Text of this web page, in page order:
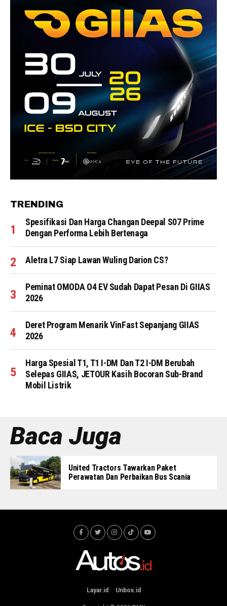
TRENDING
Spesifikasi Dan Harga Changan Deepal S07 Prime
Dengan Performa Lebih Bertenaga
Aletra L7 Siap Lawan Wuling Darion CS?
Peminat OMODA O4 EV Sudah Dapat Pesan Di GIIAS
2026
Deret Program Menarik VinFast Sepanjang GIIAS
2026
Harga Spesial T1, T1 I-DM Dan T2 I-DM Berubah
Selepas GIIAS, JETOUR Kasih Bocoran Sub-Brand
Mobil Listrik
Baca Juga
United Tractors Tawarkan Paket
Perawatan Dan Perbaikan Bus Scania
Layar.id Unbox.id